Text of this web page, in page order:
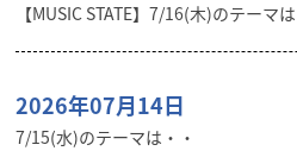
【MUSIC STATE】7/16(木)のテーマ
2026年07月14日
7/15(水)のテーマは・・